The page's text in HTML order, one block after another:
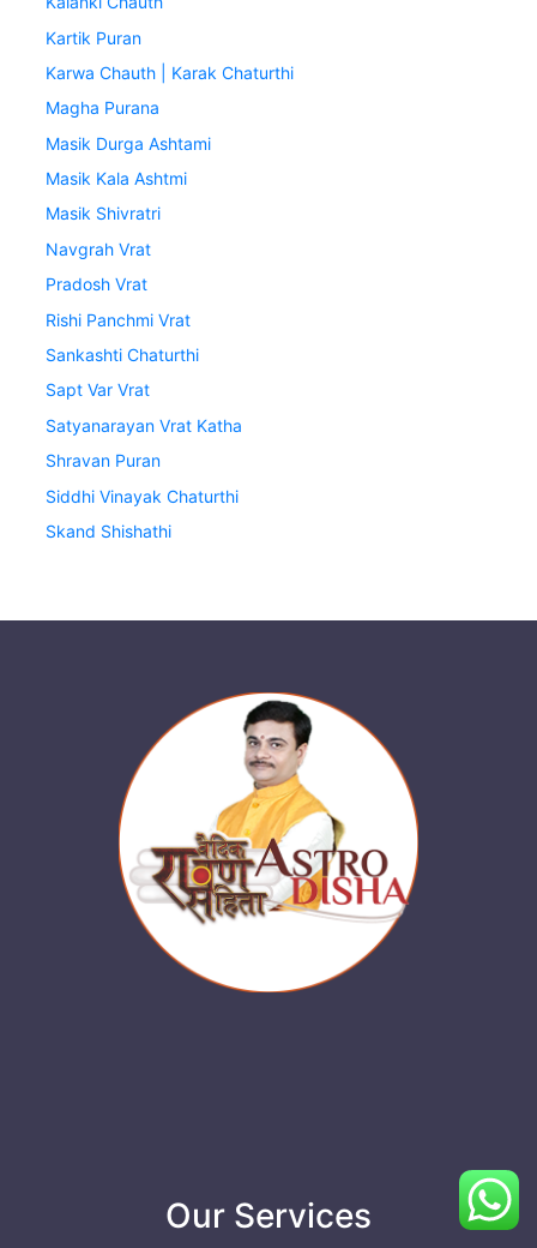
Kartik Puran
Karwa Chauth | Karak Chaturthi
Magha Purana
Masik Durga Ashtami
Masik Kala Ashtmi
Masik Shivratri
Navgrah Vrat
Pradosh Vrat
Rishi Panchmi Vrat
Sankashti Chaturthi
Sapt Var Vrat
Satyanarayan Vrat Katha
Shravan Puran
Siddhi Vinayak Chaturthi
Skand Shishathi
Our Services